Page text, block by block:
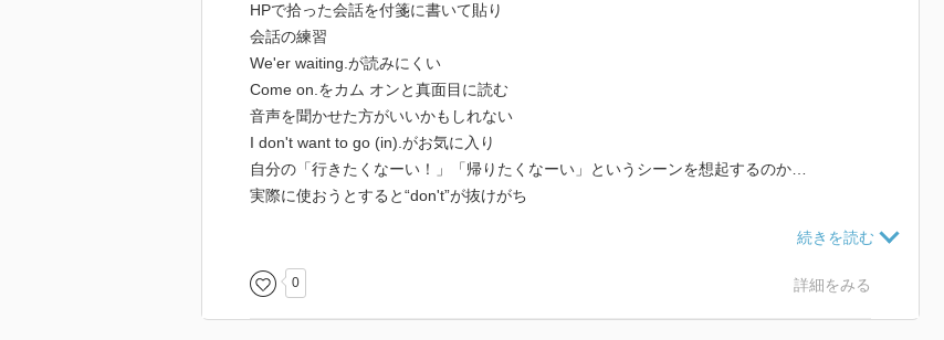
HPで拾った会話を付箋に書いて貼り
会話の練習
We'er waiting.が読みにくい
Come on.をカム オンと真面目に読む
音声を聞かせた方がいいかもしれない
I don't want to go (in).がお気に入り
自分の「行きたくなーい！」「帰りたくなーい」というシーンを想起するのか…
実際に使おうとすると“don't”が抜けがち
（8割読み 3日）
（多読1）
0 詳細をみる